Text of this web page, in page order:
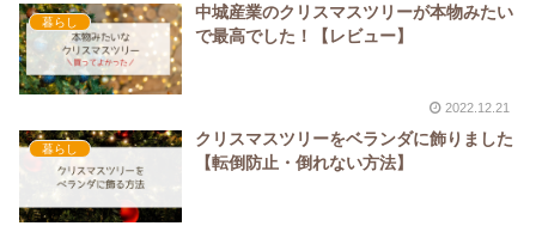
暮らし
中城産業のクリスマスツリーが本物みたい
で最高でした！【レビュー】
2022.12.21
暮らし
クリスマスツリーをベランダに飾りました
【転倒防止・倒れない方法】